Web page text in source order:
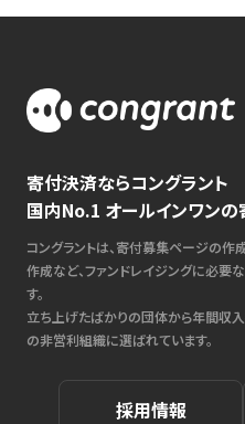
寄付決済ならコングラント
国内No.1 オールインワンの
コングラントは、寄付募集ページの作
作成など、ファンドレイジングに必要
す。
立ち上げたばかりの団体から年間収
の非営利組織に選ばれています。
採用情報